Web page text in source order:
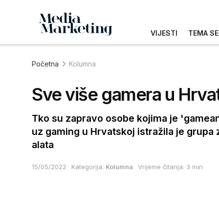
VIJESTI TEMA
Početna Kolumna
Sve više gamera u
Tko su zapravo osobe kojima je
uz gaming u Hrvatskoj istražila je
alata
15/05/2022 Kategorija: Kolumna Vrijeme čitanja: 3 min